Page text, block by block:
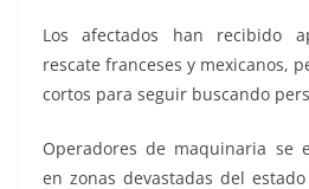
Los afectados han recibido
rescate franceses y mexicanos,
cortos para seguir buscando
Operadores de maquinaria se
en zonas devastadas del